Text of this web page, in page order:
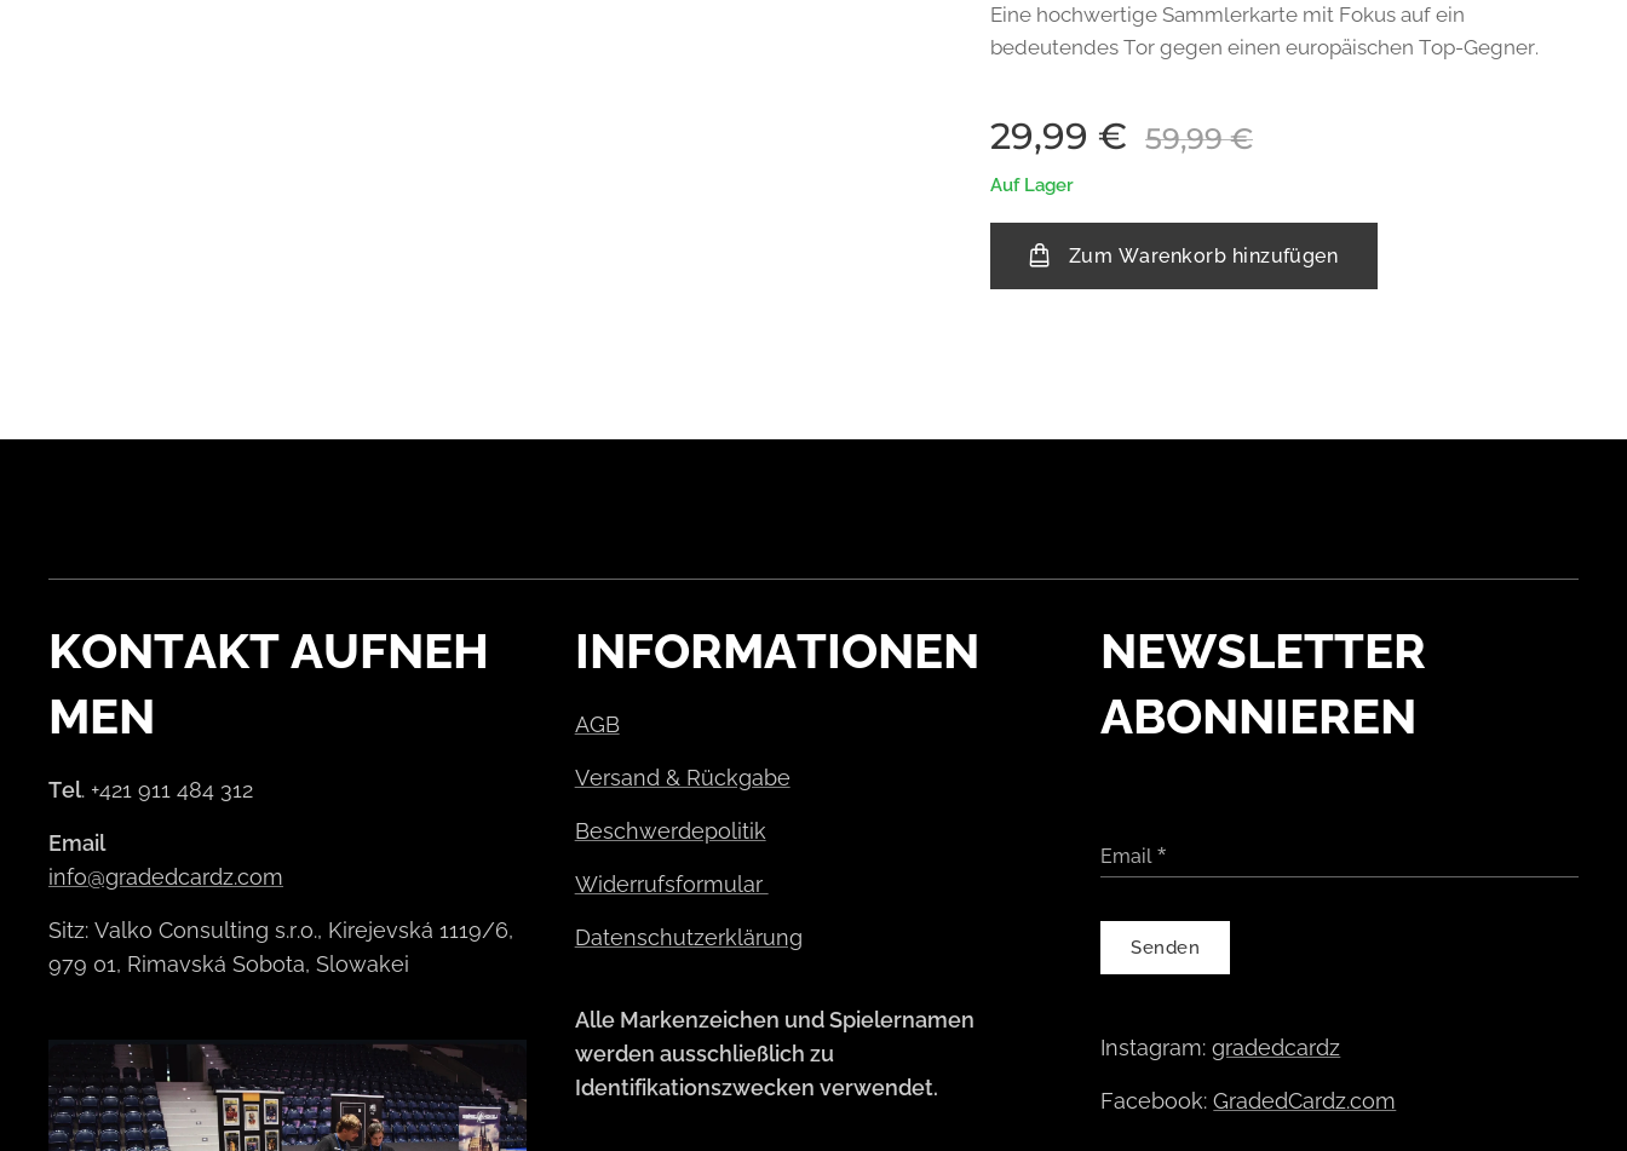
Eine hochwertige Sammlerkarte mit Fokus auf ein
bedeutendes Tor gegen einen europäischen Top-Gegner.
29,99 € 59,99€
Auf Lager
Zum Warenkorb hinzufügen
KONTAKTAUFNEH
MEN
Tel. +421 911 484 312
Email
info@gradedcardz.com
Sitz: Valko Consulting s.r.o., Kirejevská 1119/6,
979 01, Rimavská Sobota, Slowakei
INFORMATIONEN
AGB
Versand & Rückgabe
Beschwerdepolitik
Widerrufsformular
Datenschutzerklärung
Alle Markenzeichen und Spielernamen
werden ausschließlich zu
Identifikationszwecken verwendet.
NEWSLETTER
ABONNIEREN
Email
Senden
Instagram:gradedcardz
Facebook:GradedCardz.com